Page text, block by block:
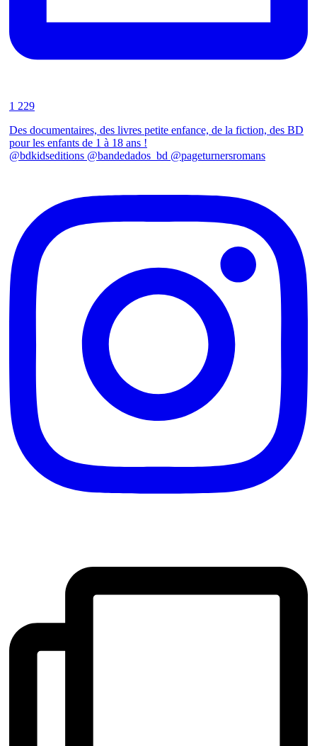
1 229
Des documentaires, des livres petite enfance, de la fiction, des BD
pour les enfants de 1 à 18 ans !
@bdkidseditions @bandedados_bd @pageturnersromans